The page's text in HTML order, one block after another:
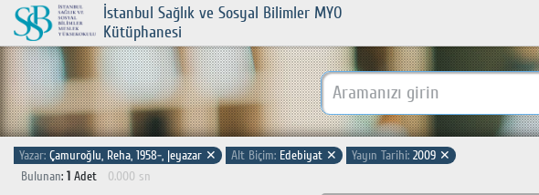
İstanbul Sağlık ve Sosyal Bilimler MYO
Kütüphanesi
Yazar: Çamuroğlu, Reha, 1958-, |eyazar ✕ Alt Biçim: Edebiyat ✕ Yayın Tarihi: 2009 ✕
Bulunan: 1 Adet
0.000 sn